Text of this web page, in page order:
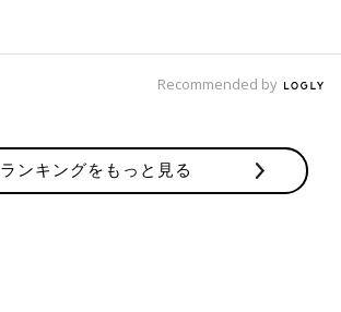
Recommended by
ランキングをもっと見る